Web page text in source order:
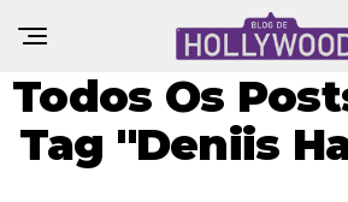
Todos Os
Tag "Deniis